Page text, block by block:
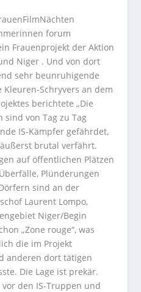
forum
Frauenprojekt der Aktion
Niger . Und von dort
sehr beunruhigende
Kleuren-Schryvers an dem
berichtete „Die
sind von Tag zu Tag
IS-Kämpfer gefährdet,
brutal verfährt.
auf öffentlichen Plätzen
Plünderungen
sind an der
Laurent Lompo,
Niger/Begin
„Zone rouge“, was
die im Projekt
anderen dort tätigen
Die Lage ist prekär.
den IS-Truppen und